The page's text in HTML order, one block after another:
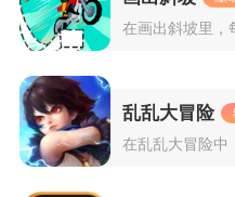
乱乱大冒险